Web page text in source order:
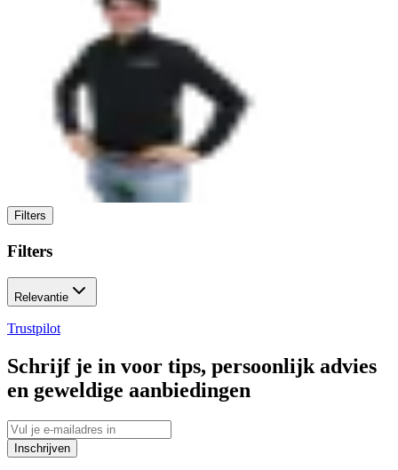
Filters
Filters
Relevantie
Trustpilot
Schrijf je in voor tips, persoonlijk advies
en geweldige aanbiedingen
Inschrijven